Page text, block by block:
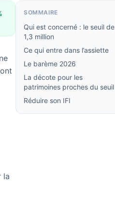
la
SOMMAIRE
Qui est concerné : le seuil de
1,3 million
Ce qui entre dans l’assiette
Le barème 2026
La décote pour les
patrimoines proches du seuil
Réduire son IFI